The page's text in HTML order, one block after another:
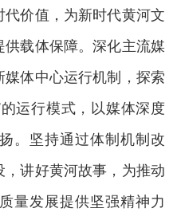
价值，为新时代黄河文
载体保障。深化主流媒
体中心运行机制，探索
运行模式，以媒体深度
。坚持通过体制机制改
讲好黄河故事，为推动
量发展提供坚强精神力